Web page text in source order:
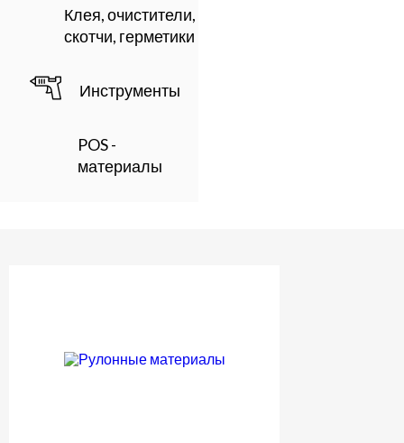
Клея, очистители,
скотчи, герметики
Инструменты
POS -
материалы